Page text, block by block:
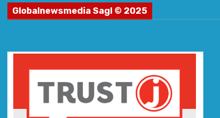
Globalnewsmedia Sagl © 2025